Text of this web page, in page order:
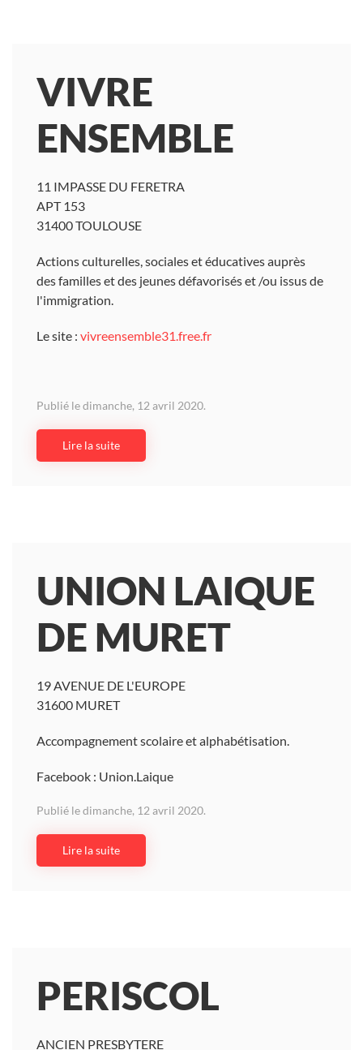
VIVRE
ENSEMBLE
11 IMPASSE DU FERETRA
APT 153
31400 TOULOUSE
Actions culturelles, sociales et éducatives auprès
des familles et des jeunes défavorisés et /ou issus de
l'immigration.
Le site : vivreensemble31.free.fr
Publié le dimanche, 12 avril 2020.
Lire la suite
UNION LAIQUE
DE MURET
19 AVENUE DE L'EUROPE
31600 MURET
Accompagnement scolaire et alphabétisation.
Facebook : Union.Laique
Publié le dimanche, 12 avril 2020.
Lire la suite
PERISCOL
ANCIEN PRESBYTERE